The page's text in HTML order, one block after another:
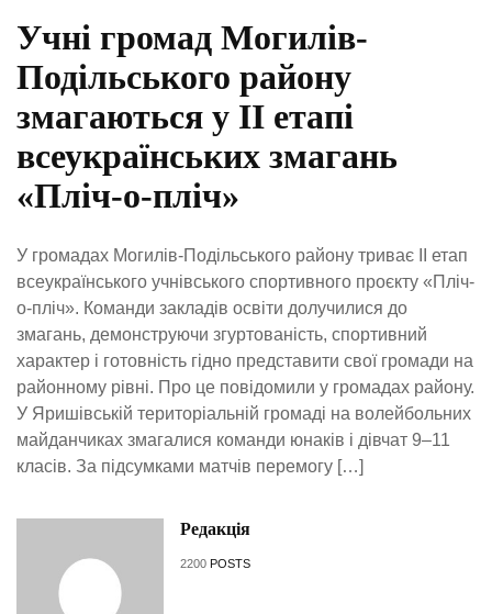
Учні громад Могилів-
Подільського району
змагаються у ІІ етапі
всеукраїнських змагань
«Пліч-о-пліч»
У громадах Могилів-Подільського району триває ІІ етап
всеукраїнського учнівського спортивного проєкту «Пліч-
о-пліч». Команди закладів освіти долучилися до
змагань, демонструючи згуртованість, спортивний
характер і готовність гідно представити свої громади на
районному рівні. Про це повідомили у громадах району.
У Яришівській територіальній громаді на волейбольних
майданчиках змагалися команди юнаків і дівчат 9–11
класів. За підсумками матчів перемогу […]
Редакція
2200 POSTS